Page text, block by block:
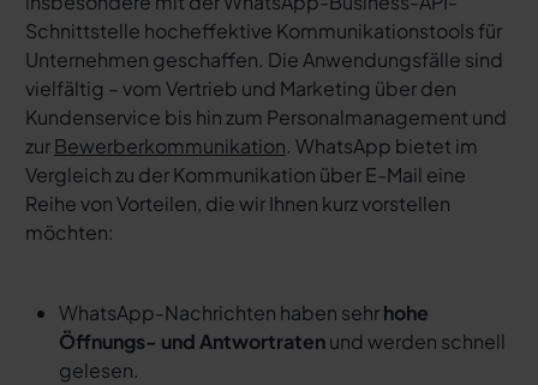
Schnittstelle hocheffektive Kommunikationstools für
Unternehmen geschaffen. Die Anwendungsfälle sind
vielfältig – vom Vertrieb und Marketing über den
Kundenservice bis hin zum Personalmanagement und
zurBewerberkommunikation. WhatsApp bietet im
Vergleich zu der Kommunikation über E-Mail eine
Reihe von Vorteilen, die wir Ihnen kurz vorstellen
möchten:
WhatsApp-Nachrichten haben sehrhohe
Öffnungs- und Antwortratenund werden schnell
gelesen.